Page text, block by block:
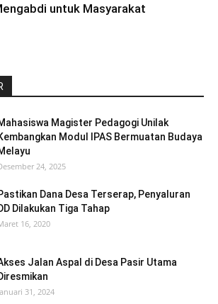
untuk Masyarakat
Magister Pedagogi Unilak
Modul IPAS Bermuatan Budaya
24, 2025
Dana Desa Terserap, Penyaluran
Dilakukan Tiga Tahap
16, 2020
Jalan Aspal di Desa Pasir Utama
31, 2024